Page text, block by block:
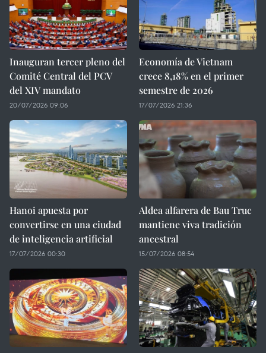
Inauguran tercer pleno del
Comité Central del PCV
del XIV mandato
20/07/2026 09:06
Economía de Vietnam
crece 8,18% en el primer
semestre de 2026
17/07/2026 21:36
Hanoi apuesta por
convertirse en una ciudad
de inteligencia artificial
17/07/2026 00:30
Aldea alfarera de Bau Truc
mantiene viva tradición
ancestral
15/07/2026 08:54